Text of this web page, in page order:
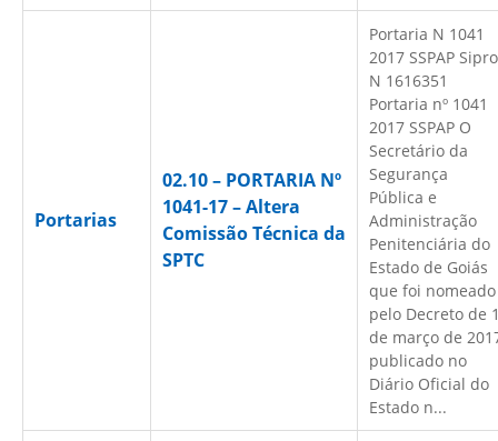
Portarias
02.10 – PORTARIA Nº
1041-17 – Altera
Comissão Técnica da
SPTC
Portaria N 1041
2017 SSPAP Sipro
N 1616351
Portaria nº 1041
2017 SSPAP O
Secretário da
Segurança
Pública e
Administração
Penitenciária do
Estado de Goiás
que foi nomeado
pelo Decreto de
de março de
publicado no
Diário Oficial do
Estado n...